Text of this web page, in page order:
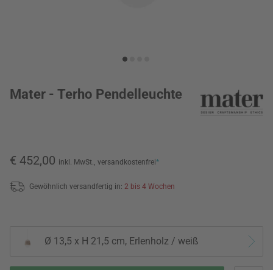
Mater - Terho Pendelleuchte
€ 452,00 inkl. MwSt., versandkostenfrei*
Gewöhnlich versandfertig in: 2 bis 4 Wochen
Ø 13,5 x H 21,5 cm, Erlenholz / weiß